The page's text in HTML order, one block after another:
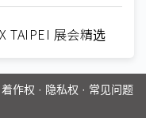
TAIPEI 展会精选
着作权 · 隐私权 · 常见问题